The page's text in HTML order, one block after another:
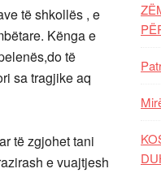
të shkollës , e
Kënga e
të
sa tragjike aq
të zgjohet tani
e vuajtjesh